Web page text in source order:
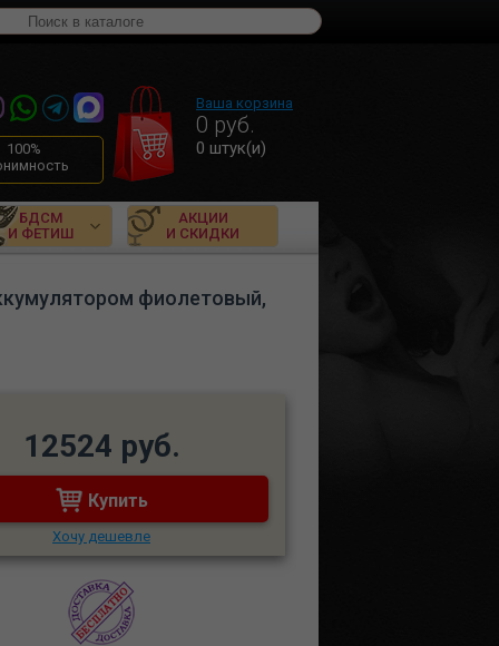
100%
Ваша корзина
0 руб.
0 штук(и)
БДСМ
И ФЕТИШ
АКЦИИ
И СКИДКИ
фиолетовый,
12524 руб.
Купить
Хочу дешевле